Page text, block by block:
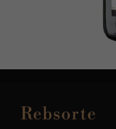
Rebsorte